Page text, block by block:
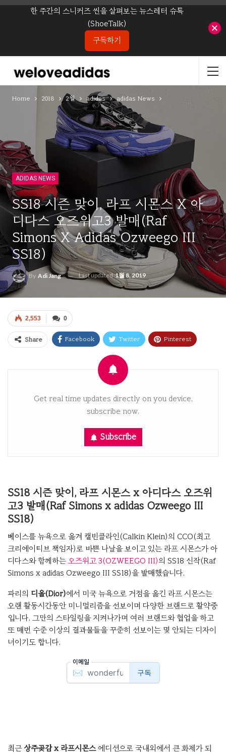
Home 2018 2월 adidas adidas News
ADIDAS NEWS
SS18 시즌 맞이, 라프 시몬스 X 아
디다스 오즈위고3 발매(Raf
Simons X Adidas Ozweego III
SS18)
By Adi Jang Last updated1월 8, 2019
0
2,553
Share Facebook Twitter Pinterest
Get real time updates directly on you device,
subscribe now.
Subscribe
SS18 시즌 맞이, 라프 시몬스 x 아디다스 오즈위
고3 발매(Raf Simons x adidas Ozweego III
SS18)
베이스를 뉴욕으로 옮겨 캘빈클라인(Calkin Klein)의 CCO(최고
크리에이티브 책임자)로 바쁜 나날을 보이고 있는 라프 시몬스가 아
디다스와 함께하는 오즈위고 3(OZWEEGO III)의 SS18 신작(Raf
Simons x adidas Ozweego III SS18)을 발매했습니다.
파리의 디올(Dior)에서 미국 뉴욕으로 거점을 옮긴 라프 시몬스는
오랜 활동시간동안 미니멀리즘을 선보이며 다양한 브랜드로 활약중
입니다. 그만의 스타일링을 지켜나가며 여러 브랜드와 협업을 하고
또 매번 수준 이상의 결과물들을 꾸준히 선보이는 몇 안되는 디자이
너이기도 합니다.
최근 상주곶감 x 라프시몬스에디션으로 국내외에서 큰 화제가 되
한 주간의 스니커즈 씬을 살펴보는 뉴스레터 슈톡
(ShoeTalk)
구독하기